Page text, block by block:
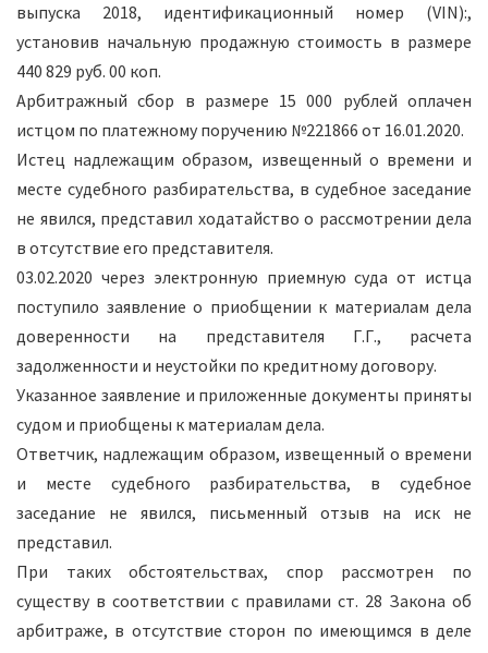
выпуска 2018, идентификационный номер (VIN):,
установив начальную продажную стоимость в размере
440 829 руб. 00 коп.
Арбитражный сбор в размере 15 000 рублей оплачен
истцом по платежному поручению №221866 от 16.01.2020.
Истец надлежащим образом, извещенный о времени и
месте судебного разбирательства, в судебное заседание
не явился, представил ходатайство о рассмотрении дела
в отсутствие его представителя.
03.02.2020 через электронную приемную суда от истца
поступило заявление о приобщении к материалам дела
доверенности на представителя Г.Г., расчета
задолженности и неустойки по кредитному договору.
Указанное заявление и приложенные документы приняты
судом и приобщены к материалам дела.
Ответчик, надлежащим образом, извещенный о времени
и месте судебного разбирательства, в судебное
заседание не явился, письменный отзыв на иск не
представил.
При таких обстоятельствах, спор рассмотрен по
существу в соответствии с правилами ст. 28 Закона об
арбитраже, в отсутствие сторон по имеющимся в деле